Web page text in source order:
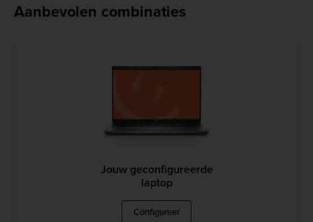
Aanbevolen combinaties
Jouw geconfigureerde
laptop
Configureer